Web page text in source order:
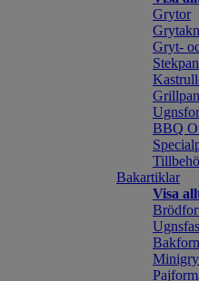
Grytor
Gryt-
BBQ
Bakartiklar
Visa